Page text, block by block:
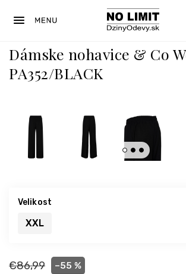
Dámske nohavice & Co
PA352/BLACK
€86,99 –55 %
Velikost
XXL